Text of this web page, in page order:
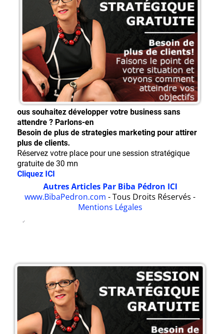
ous souhaitez développer votre business sans
attendre ? Parlons-en
Besoin de plus de strategies marketing pour attirer
plus de clients.
Réservez votre place pour une session stratégique
gratuite de 30 mn
Cliquez ICI
Autres Articles Par Biba Pédron ICI
www.BibaPedron.com - Tous Droits Réservés -
Mentions Légales